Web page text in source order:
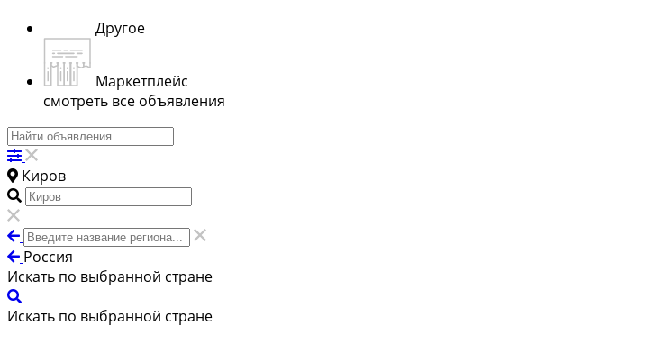
Другое
Маркетплейс
смотреть все объявления
Киров
Россия
Искать по выбранной стране
Искать по выбранной стране